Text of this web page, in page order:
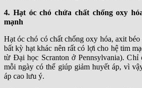
4. Hạt óc chó chứa chất chống oxy
mạnh
Hạt óc chó có chất chống oxy hóa, axit
bất kỳ hạt khác nên rất có lợi cho hệ tim
từ Đại học Scranton ở Pennsylvania). Chỉ
mỗi ngày có thể giúp giảm huyết áp, vì
áp cao lưu ý.